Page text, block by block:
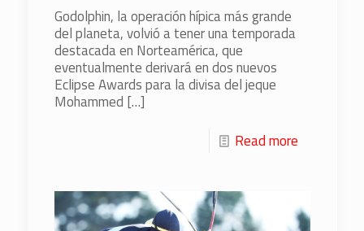
Godolphin, la operación hípica más grande
del planeta, volvió a tener una temporada
destacada en Norteamérica, que
eventualmente derivará en dos nuevos
Eclipse Awards para la divisa del jeque
Mohammed […]
Read more